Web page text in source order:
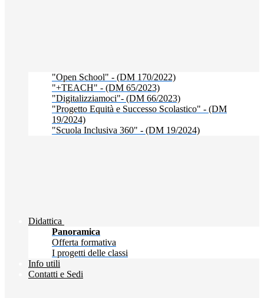
"Open School" - (DM 170/2022)
"+TEACH" - (DM 65/2023)
"Digitalizziamoci"- (DM 66/2023)
"Progetto Equità e Successo Scolastico" - (DM
19/2024)
"Scuola Inclusiva 360" - (DM 19/2024)
Didattica
Panoramica
Offerta formativa
I progetti delle classi
Info utili
Contatti e Sedi